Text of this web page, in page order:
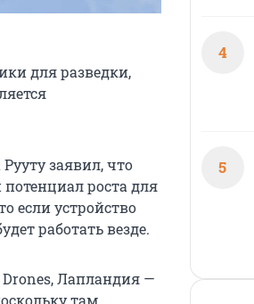
для разведки,
заявил, что
роста для
если устройство
работать везде.
Лапландия —
там
4
5